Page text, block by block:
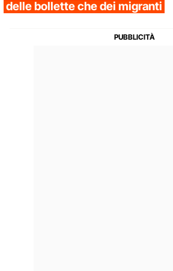
delle bollette che dei migranti